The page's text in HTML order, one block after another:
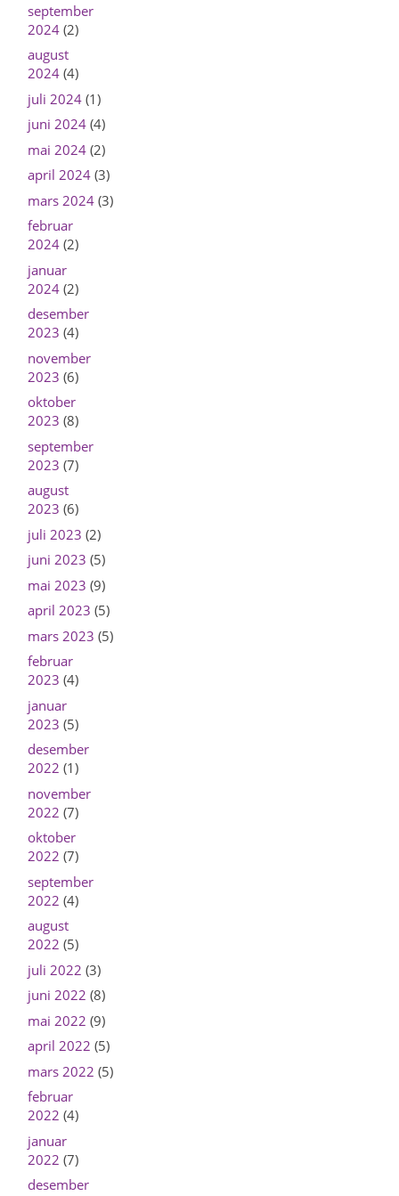
september
2024(2)
august
2024(4)
juli 2024(1)
juni 2024(4)
mai 2024(2)
april 2024(3)
mars 2024(3)
februar
2024(2)
januar
2024(2)
desember
2023 (4)
november
2023 (6)
oktober
2023 (8)
september
2023 (7)
august
2023 (6)
juli 2023 (2)
juni 2023 (5)
mai 2023 (9)
april 2023 (5)
mars 2023 (5)
februar
2023 (4)
januar
2023 (5)
desember
2022 (1)
november
2022 (7)
oktober
2022 (7)
september
2022 (4)
august
2022 (5)
juli 2022 (3)
juni 2022 (8)
mai 2022 (9)
april 2022 (5)
mars 2022 (5)
februar
2022 (4)
januar
2022 (7)
desember